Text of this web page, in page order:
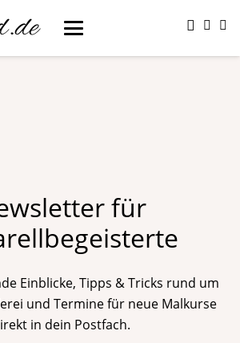
für
Einblicke, Tipps & Tricks rund um
und Termine für neue Malkurse
in dein Postfach.